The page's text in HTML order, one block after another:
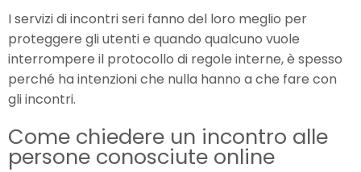
I servizi di incontri seri fanno del loro meglio per
proteggere gli utenti e quando qualcuno vuole
interrompere il protocollo di regole interne, è spesso
perché ha intenzioni che nulla hanno a che fare con
gli incontri.
Come chiedere un incontro alle
persone conosciute online